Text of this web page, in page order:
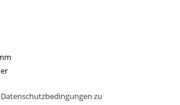
zu